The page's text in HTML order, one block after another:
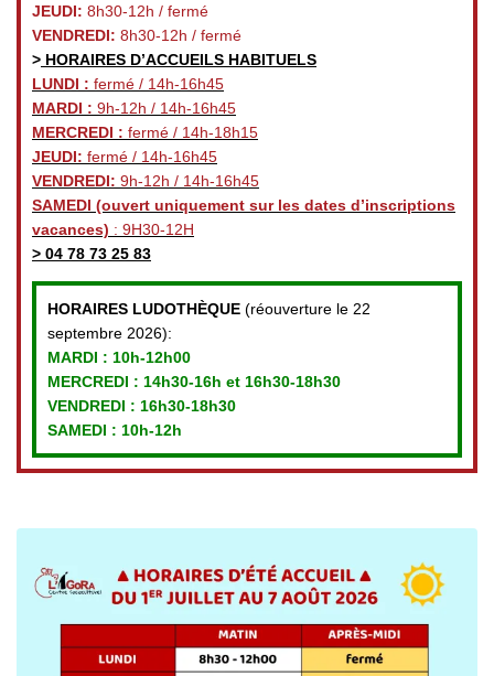
JEUDI: 8h30-12h / fermé
VENDREDI: 8h30-12h / fermé
> HORAIRES D’ACCUEILS HABITUELS
LUNDI : fermé / 14h-16h45
MARDI : 9h-12h / 14h-16h45
MERCREDI : fermé / 14h-18h15
JEUDI: fermé / 14h-16h45
VENDREDI: 9h-12h / 14h-16h45
SAMEDI (ouvert uniquement sur les dates d’inscriptions
vacances) : 9H30-12H
> 04 78 73 25 83
HORAIRES LUDOTHÈQUE (réouverture le 22
septembre 2026):
MARDI : 10h-12h00
MERCREDI : 14h30-16h et 16h30-18h30
VENDREDI : 16h30-18h30
SAMEDI : 10h-12h